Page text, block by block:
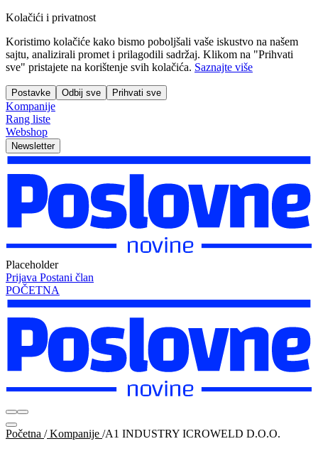
Kolačići i privatnost
Koristimo kolačiće kako bismo poboljšali vaše iskustvo na našem
sajtu, analizirali promet i prilagodili sadržaj. Klikom na "Prihvati
sve" pristajete na korištenje svih kolačića. Saznajte više
Postavke Odbij sve Prihvati sve
Kompanije
Rang liste
Webshop
Newsletter
Placeholder
Prijava Postani član
POČETNA
Početna /Kompanije /A1 INDUSTRY ICROWELD D.O.O.